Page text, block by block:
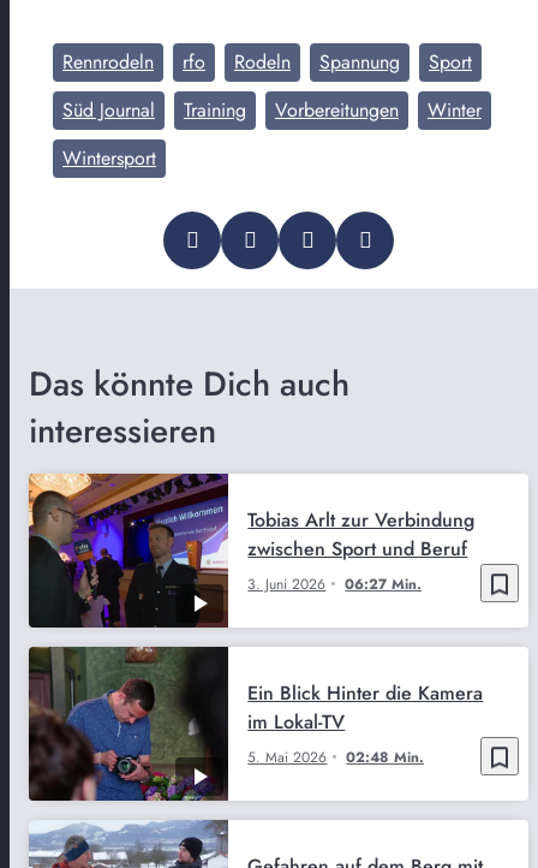
Rennrodeln rfo Rodeln Spannung
Sport
Süd Journal
Training Vorbereitungen
Winter
Wintersport
Das könnte Dich auch
interessieren
bookmark_border
3. Juni 2026 06:27 Min.
Tobias Arlt zur Verbindung
zwischen Sport und Beruf
bookmark_border
5. Mai 2026 02:48 Min.
Ein Blick Hinter die Kamera
im Lokal-TV